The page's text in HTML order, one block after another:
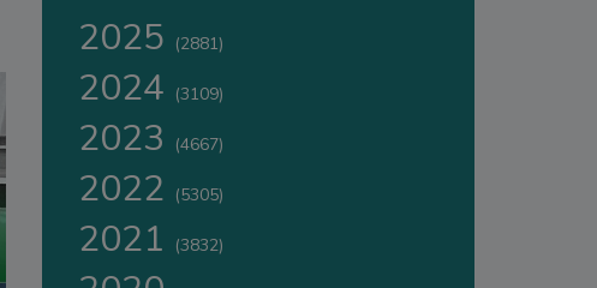
2025 (2881)
2024 (3109)
2023 (4667)
2022 (5305)
2021 (3832)